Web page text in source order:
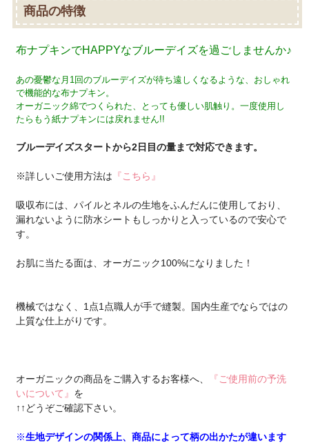
商品の特徴
布ナプキンでHAPPYなブルーデイズを過ごしませんか♪
あの憂鬱な月1回のブルーデイズが待ち遠しくなるような、おしゃれ
で機能的な布ナプキン。
オーガニック綿でつくられた、とっても優しい肌触り。一度使用し
たらもう紙ナプキンには戻れません!!
ブルーデイズスタートから2日目の量まで対応できます。
※詳しいご使用方法は 『こちら』
吸収布には、パイルとネルの生地をふんだんに使用しており、
漏れないように防水シートもしっかりと入っているので安心で
す。
お肌に当たる面は、オーガニック100%になりました！
機械ではなく、1点1点職人が手で縫製。国内生産でならではの
上質な仕上がりです。
オーガニックの商品をご購入するお客様へ、
『ご使用前の予洗
いについて』 を
↑↑どうぞご確認下さい。
※生地デザインの関係上、商品によって柄の出かたが違います